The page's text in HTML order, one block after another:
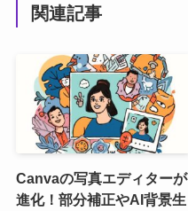
関連記事
Canvaの写真エディターが
進化！部分補正やAI背景生